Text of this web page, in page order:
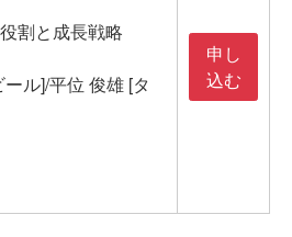
割と成長戦略
ル]/平位 俊雄 [タ
申し
込む